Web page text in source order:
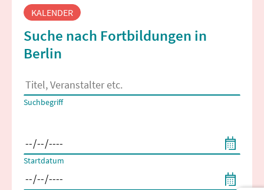
KALENDER
Suche nach Fortbildungen in
Berlin
Es erscheinen Suchvorschläge, wenn mindestens 2 Zeichen
Suchbegriff
Startdatum